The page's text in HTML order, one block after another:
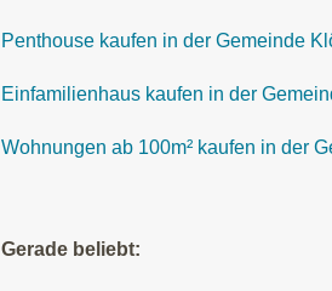
Penthouse kaufen in der Gemeinde
Einfamilienhaus kaufen in der
Wohnungen ab 100m² kaufen in der
Gerade beliebt: